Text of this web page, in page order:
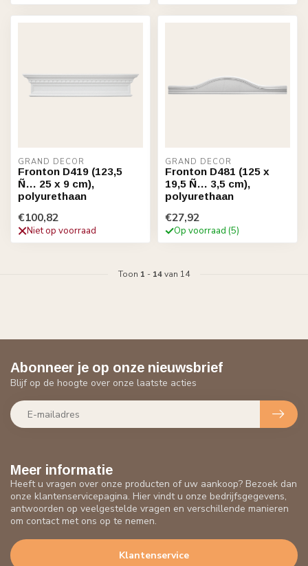
GRAND DECOR
Fronton D419 (123,5
Ñ… 25 x 9 cm),
polyurethaan
€100,82
Niet op voorraad
GRAND DECOR
Fronton D481 (125 x
19,5 Ñ… 3,5 cm),
polyurethaan
€27,92
Op voorraad (5)
Toon 1 - 14van 14
Meer informatie
Heeft u vragen over onze producten of uw aankoop? Bezoek dan
onze klantenservicepagina. Hier vindt u onze bedrijfsgegevens,
antwoorden op veelgestelde vragen en verschillende manieren
om contact met ons op te nemen.
Klantenservice
Abonneer je op onze nieuwsbrief
Blijf op de hoogte over onze laatste acties